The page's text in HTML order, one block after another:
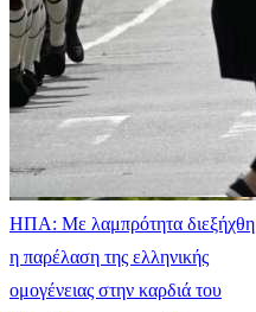
ΗΠΑ: Με λαμπρότητα διεξήχθη
η παρέλαση της ελληνικής
ομογένειας στην καρδιά του